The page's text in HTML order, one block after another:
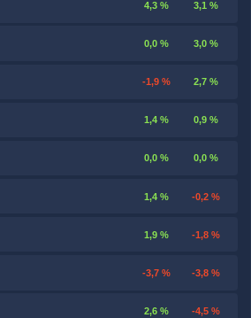
4,3 % 3,1 %
0,0 % 3,0 %
-1,9 % 2,7 %
1,4 % 0,9 %
0,0 % 0,0 %
1,4 % -0,2 %
1,9 % -1,8 %
-3,7 % -3,8 %
2,6 % -4,5 %